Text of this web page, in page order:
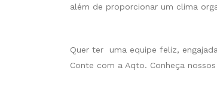
além de proporcionar um clima
Quer ter uma equipe feliz,
Conte com a Aqto. Conheça